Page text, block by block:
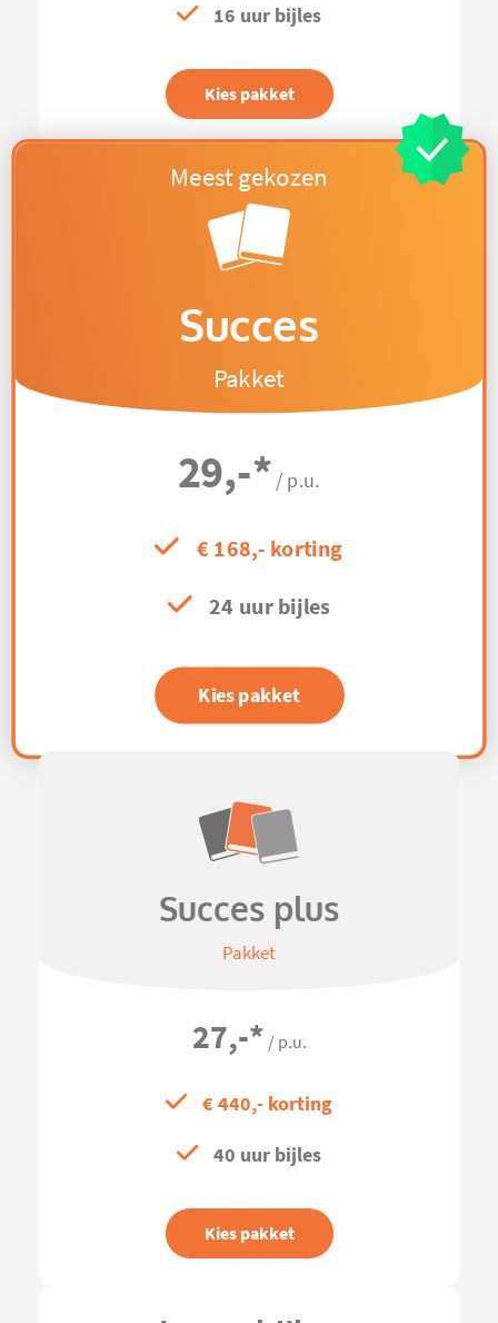
16 uur bijles
Kies pakket
Succes
Pakket
29,-* / p.u.
€ 168,- korting
24 uur bijles
Kies pakket
Succes plus
Pakket
27,-* / p.u.
€ 440,- korting
40 uur bijles
Kies pakket